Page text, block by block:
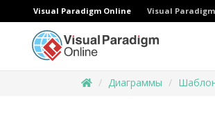
Visual Paradigm Online Visual
Диаграммы